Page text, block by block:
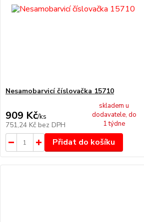
Nesamobarvicí číslovačka 15710
909 Kč/ks
751,24 Kč bez DPH
skladem u
dodavatele, do
1 týdne
Přidat do košíku